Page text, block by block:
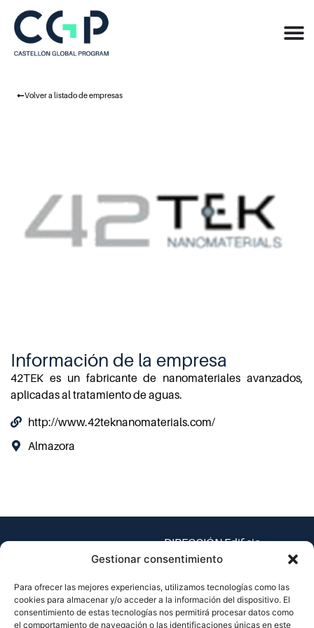
Gestionar consentimiento
Para ofrecer las mejores experiencias, utilizamos tecnologías como las
cookies para almacenar y/o acceder a la información del dispositivo. El
consentimiento de estas tecnologías nos permitirá procesar datos como
el comportamiento de navegación o las identificaciones únicas en este
Volver a listado de empresas
Información de la empresa
42TEK es un fabricante de nanomateriales avanzados,
aplicadas al tratamiento de aguas.
http://www.42teknanomaterials.com/
Almazora
DIRECCIÓN Edificio
Espaitec 1, Universitat
Baynat, s/n
12071 Castellón de la